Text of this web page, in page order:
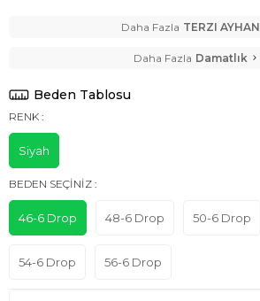
Daha Fazla TERZI AYHAN
Daha Fazla Damatlık
Beden Tablosu
RENK :
Siyah
BEDEN SEÇINIZ :
46-6 Drop 48-6 Drop 50-6 Drop
54-6 Drop 56-6 Drop